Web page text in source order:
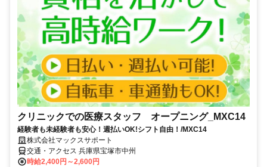
クリニックでの医療スタッフ オープニング_MXC14
経験者も未経験者も安心！週払いOK!シフト自由！/MXC14
株式会社マックスサポート
交通・アクセス 兵庫県宝塚市中州
時給2,400円～2,600円